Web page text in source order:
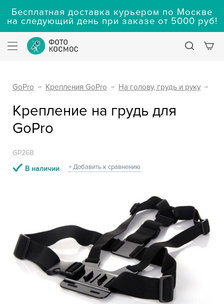
Бесплатная доставка курьером по Москве
на следующий день при заказе от 5000 руб!
GoPro → Крепления GoPro → На голову, грудь и руку →
Крепление на грудь для
GoPro
GP26B
В наличии
+ Добавить к сравнению